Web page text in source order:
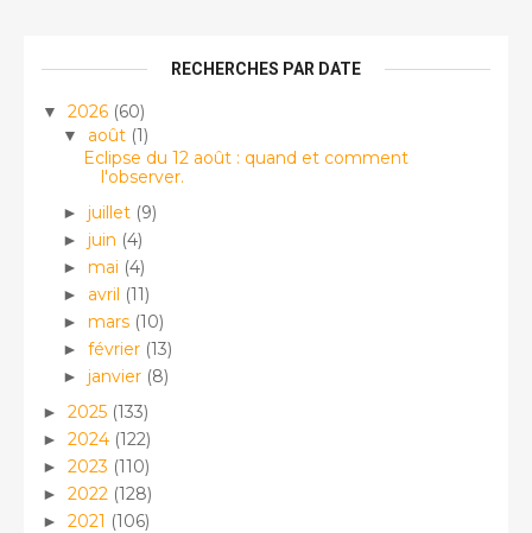
RECHERCHES PAR DATE
▼ 2026 (60)
▼ août (1)
Eclipse du 12 août : quand et comment
l'observer.
► juillet (9)
► juin (4)
► mai (4)
► avril (11)
► mars (10)
► février (13)
► janvier (8)
► 2025 (133)
► 2024 (122)
► 2023 (110)
► 2022 (128)
► 2021 (106)